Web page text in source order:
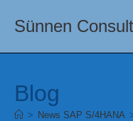
InhaltSünnen
Blog
> News SAP S/4HANA